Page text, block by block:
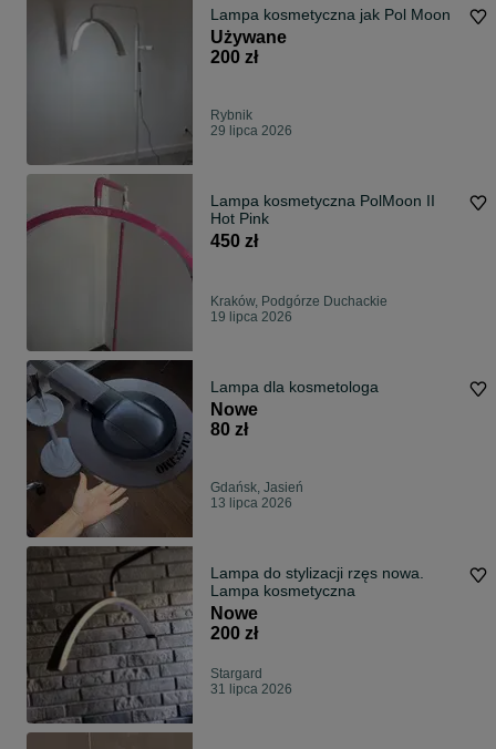
Lampa kosmetyczna jak Pol Moon
Używane
200 zł
Rybnik
29 lipca 2026
Lampa kosmetyczna PolMoon II
Hot Pink
450 zł
Kraków, Podgórze Duchackie
19 lipca 2026
Lampa dla kosmetologa
Nowe
80 zł
Gdańsk, Jasień
13 lipca 2026
Lampa do stylizacji rzęs nowa.
Lampa kosmetyczna
Nowe
200 zł
Stargard
31 lipca 2026